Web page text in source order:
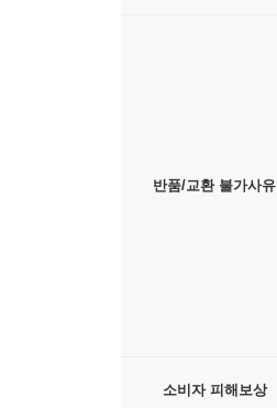
반품/교환 불가사유
소비자 피해보상